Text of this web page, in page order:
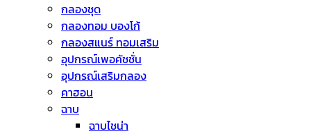
กลองชุด
กลองทอม บองโก้
กลองสแนร์ ทอมเสริม
อุปกรณ์เพอคัชชั่น
อุปกรณ์เสริมกลอง
คาฮอน
ฉาบ
ฉาบไชน่า